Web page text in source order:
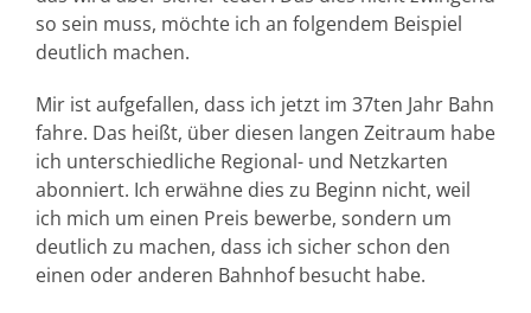
so sein muss, möchte ich an folgendem Beispiel
deutlich machen.
Mir ist aufgefallen, dass ich jetzt im 37ten Jahr Bahn
fahre. Das heißt, über diesen langen Zeitraum habe
ich unterschiedliche Regional- und Netzkarten
abonniert. Ich erwähne dies zu Beginn nicht, weil
ich mich um einen Preis bewerbe, sondern um
deutlich zu machen, dass ich sicher schon den
einen oder anderen Bahnhof besucht habe.